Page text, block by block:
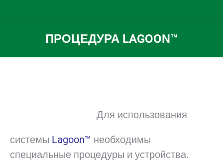
ПРОЦЕДУРА LAGOON™
Вы здесь:
Для использования
системы Lagoon™ необходимы
специальные процедуры и устройства.